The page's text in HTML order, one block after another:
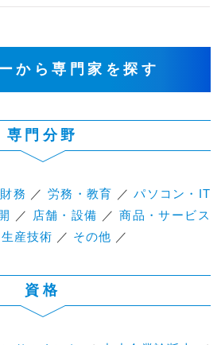
から専門家を探す
専門分野
務 ／ 労務・教育 ／パソコン・IT
／ 店舗・設備 ／商品・サービス
生産技術 ／ その他 ／
資格